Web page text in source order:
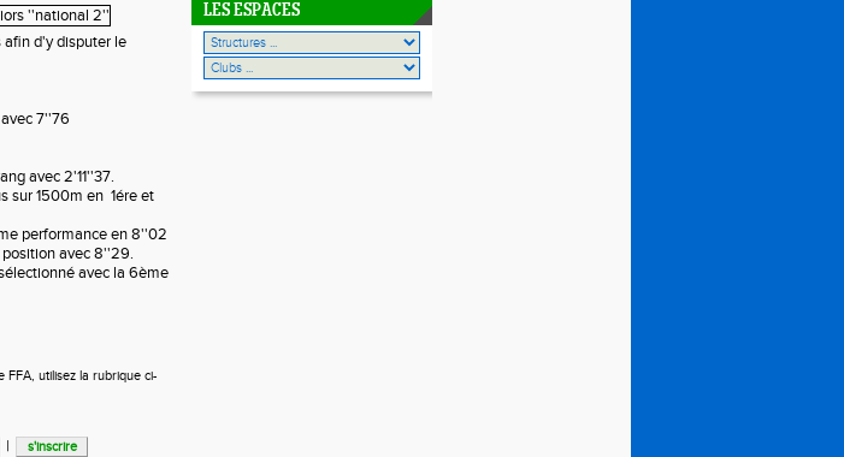
afin d'y disputer le
7''76
avec 2'11''37.
sur 1500m en 1ére et
performance en 8''02
position avec 8''29.
avec la 6ème
FFA, utilisez la rubrique ci-
|
LES ESPACES